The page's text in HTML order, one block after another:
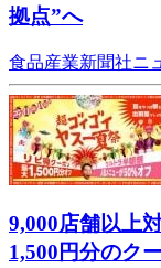
拠点”へ
食品産業新聞社ニ
9,000店舗以上
1,500円分のク